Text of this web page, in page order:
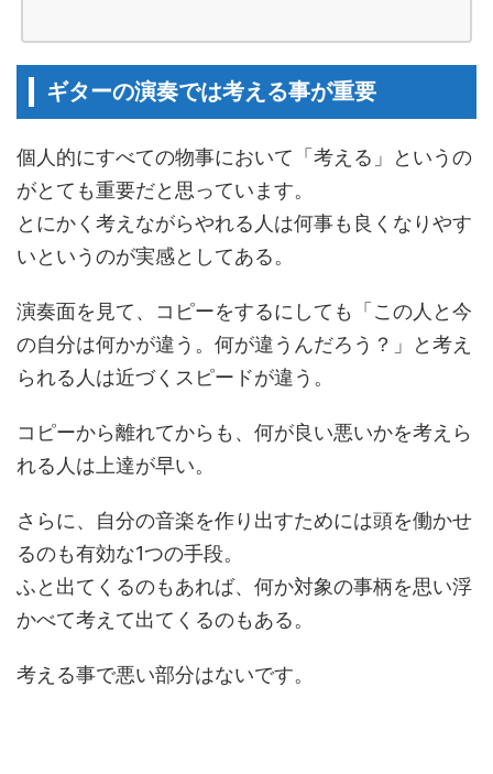
ギターの演奏では考える事が重要
個人的にすべての物事において「考える」というの
がとても重要だと思っています。
とにかく考えながらやれる人は何事も良くなりやす
いというのが実感としてある。
演奏面を見て、コピーをするにしても「この人と今
の自分は何かが違う。何が違うんだろう？」と考え
られる人は近づくスピードが違う。
コピーから離れてからも、何が良い悪いかを考えら
れる人は上達が早い。
さらに、自分の音楽を作り出すためには頭を働かせ
るのも有効な1つの手段。
ふと出てくるのもあれば、何か対象の事柄を思い浮
かべて考えて出てくるのもある。
考える事で悪い部分はないです。